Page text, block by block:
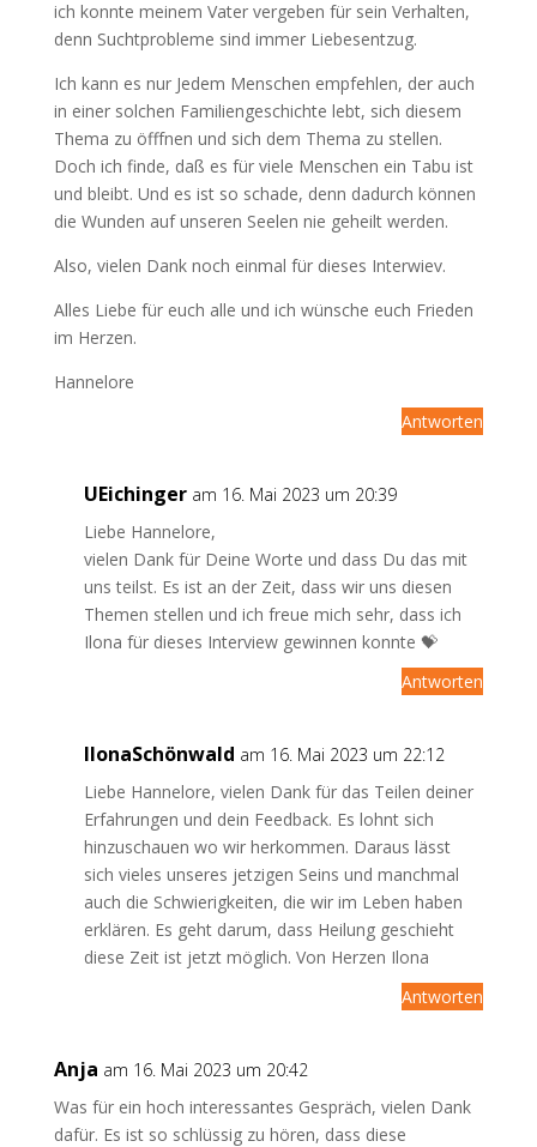
ich konnte meinem Vater vergeben für sein Verhalten,
denn Suchtprobleme sind immer Liebesentzug.
Ich kann es nur Jedem Menschen empfehlen, der auch
in einer solchen Familiengeschichte lebt, sich diesem
Thema zu öfffnen und sich dem Thema zu stellen.
Doch ich finde, daß es für viele Menschen ein Tabu ist
und bleibt. Und es ist so schade, denn dadurch können
die Wunden auf unseren Seelen nie geheilt werden.
Also, vielen Dank noch einmal für dieses Interwiev.
Alles Liebe für euch alle und ich wünsche euch Frieden
im Herzen.
Hannelore
Antworten
UEichinger am 16. Mai 2023 um 20:39
Liebe Hannelore,
vielen Dank für Deine Worte und dass Du das mit
uns teilst. Es ist an der Zeit, dass wir uns diesen
Themen stellen und ich freue mich sehr, dass ich
Ilona für dieses Interview gewinnen konnte 💝
Antworten
IlonaSchönwald am 16. Mai 2023 um 22:12
Liebe Hannelore, vielen Dank für das Teilen deiner
Erfahrungen und dein Feedback. Es lohnt sich
hinzuschauen wo wir herkommen. Daraus lässt
sich vieles unseres jetzigen Seins und manchmal
auch die Schwierigkeiten, die wir im Leben haben
erklären. Es geht darum, dass Heilung geschieht
diese Zeit ist jetzt möglich. Von Herzen Ilona
Antworten
Anja am 16. Mai 2023 um 20:42
Was für ein hoch interessantes Gespräch, vielen Dank
dafür. Es ist so schlüssig zu hören, dass diese